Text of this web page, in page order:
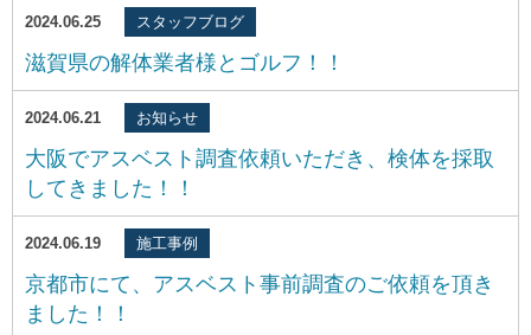
2024.06.25 スタッフブログ
滋賀県の解体業者様とゴルフ！！
2024.06.21 お知らせ
大阪でアスベスト調査依頼いただき、検体を採取
してきました！！
2024.06.19 施工事例
京都市にて、アスベスト事前調査のご依頼を頂き
ました！！